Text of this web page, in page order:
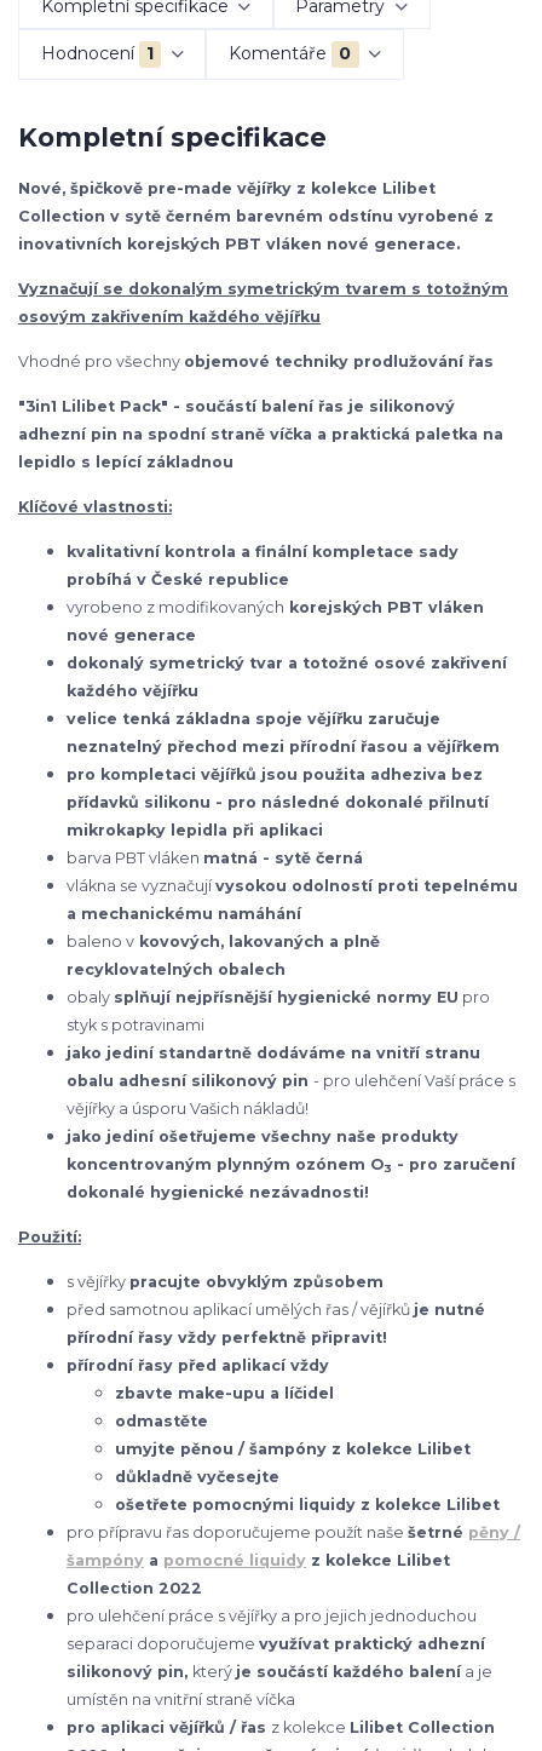
Kompletní specifikace Parametry
Hodnocení 1 Komentáře 0
Kompletní specifikace
Nové, špičkově pre-made vějířky z kolekce Lilibet
Collection v sytě černém barevném odstínu vyrobené z
inovativních korejských PBT vláken nové generace.
Vyznačují se dokonalým symetrickým tvarem s totožným
osovým zakřivením každého vějířku
Vhodné pro všechny objemové techniky prodlužování řas
"3in1 Lilibet Pack" - součástí balení řas je silikonový
adhezní pin na spodní straně víčka a praktická paletka na
lepidlo s lepící základnou
Klíčové vlastnosti:
kvalitativní kontrola a finální kompletace sady
probíhá v České republice
vyrobeno z modifikovaných korejských PBT vláken
nové generace
dokonalý symetrický tvar a totožné osové zakřivení
každého vějířku
velice tenká základna spoje vějířku zaručuje
neznatelný přechod mezi přírodní řasou a vějířkem
pro kompletaci vějířků jsou použita adheziva bez
přídavků silikonu - pro následné dokonalé přilnutí
mikrokapky lepidla při aplikaci
barva PBT vláken matná - sytě černá
vlákna se vyznačujívysokou odolností proti tepelnému
a mechanickému namáhání
baleno v kovových, lakovaných a plně
recyklovatelných obalech
obaly splňují nejpřísnější hygienické normy EU pro
styk s potravinami
jako jediní standartně dodáváme na vnitří stranu
obalu adhesní silikonový pin - pro ulehčení Vaší práce s
vějířky a úsporu Vašich nákladů!
jako jediní ošetřujeme všechny naše produkty
koncentrovaným plynným ozónem O3 - pro zaručení
dokonalé hygienické nezávadnosti!
Použití:
s vějířky pracujte obvyklým způsobem
před samotnou aplikací umělých řas / vějířků je nutné
přírodní řasy vždy perfektně připravit!
přírodní řasy před aplikací vždy
zbavte make-upu a líčidel
odmastěte
umyjte pěnou / šampóny z kolekce Lilibet
důkladně vyčesejte
ošetřete pomocnými liquidy z kolekce Lilibet
pro přípravu řas doporučujeme použít naše šetrné pěny /
šampóny a pomocné liquidy z kolekce Lilibet
Collection 2022
pro ulehčení práce s vějířky a pro jejich jednoduchou
separaci doporučujeme využívat praktický adhezní
silikonový pin, který je součástí každého balenía je
umístěn na vnitřní straně víčka
pro aplikaci vějířků / řas z kolekce Lilibet Collection